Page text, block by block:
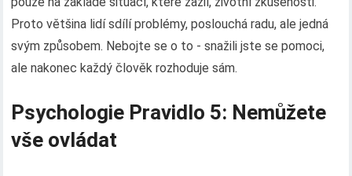
Proto většina lidí sdílí problémy, poslouchá radu, ale jedná
svým způsobem. Nebojte se o to - snažili jste se pomoci,
ale nakonec každý člověk rozhoduje sám.
Psychologie Pravidlo 5: Nemůžete
vše ovládat